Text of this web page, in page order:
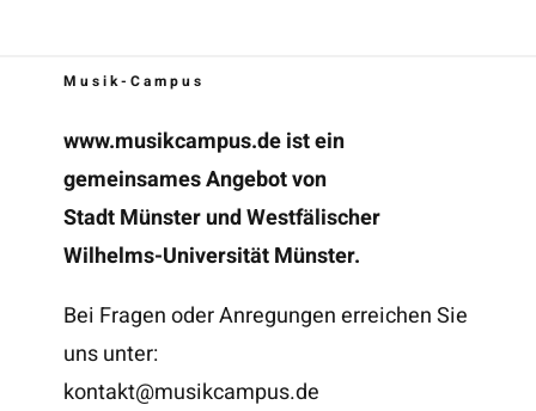
Musik-Campus
www.musikcampus.deist ein
gemeinsames Angebot von
Stadt Münster und Westfälischer
Wilhelms-Universität Münster.
Bei Fragen oder Anregungen erreichen Sie
uns unter:
kontakt@musikcampus.de